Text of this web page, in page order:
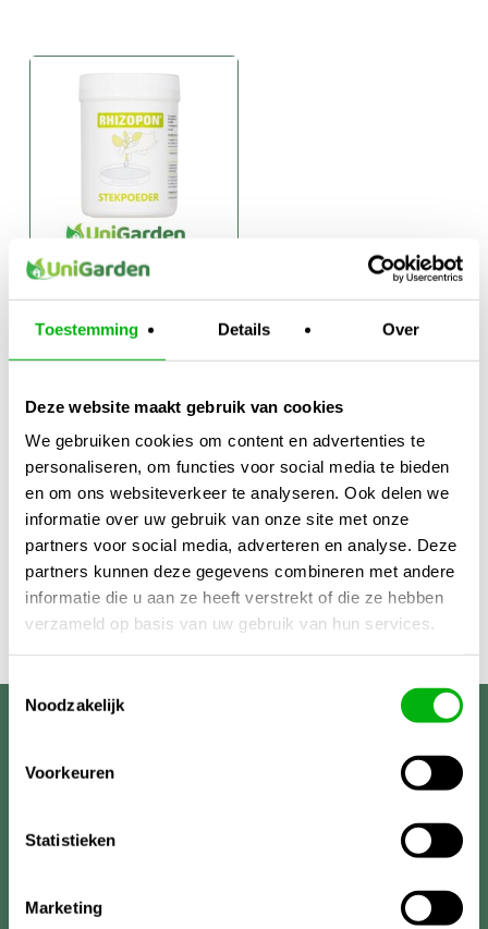
Toestemming Details Over
Deze website maakt gebruik van cookies
We gebruiken cookies om content en advertenties te
personaliseren, om functies voor social media te bieden
en om ons websiteverkeer te analyseren. Ook delen we
informatie over uw gebruik van onze site met onze
partners voor social media, adverteren en analyse. Deze
partners kunnen deze gegevens combineren met andere
informatie die u aan ze heeft verstrekt of die ze hebben
verzameld op basis van uw gebruik van hun services.
Toestemmingsselectie
Noodzakelijk
Voorkeuren
Statistieken
Marketing
Rhizopon
Stekpoeder
€7,95
tot
€13,95